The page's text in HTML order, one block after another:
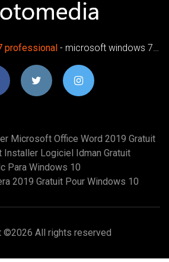
professional- microsoft windows 7…
Microsoft Office Word 2019 Gratuit
Installer Logiciel Idman Gratuit
Para Windows 10
2019 Gratuit Pour Windows 10
©2026 All rights reserved